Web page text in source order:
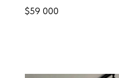
$59 000